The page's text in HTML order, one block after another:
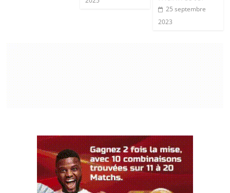
25 septembre
2023